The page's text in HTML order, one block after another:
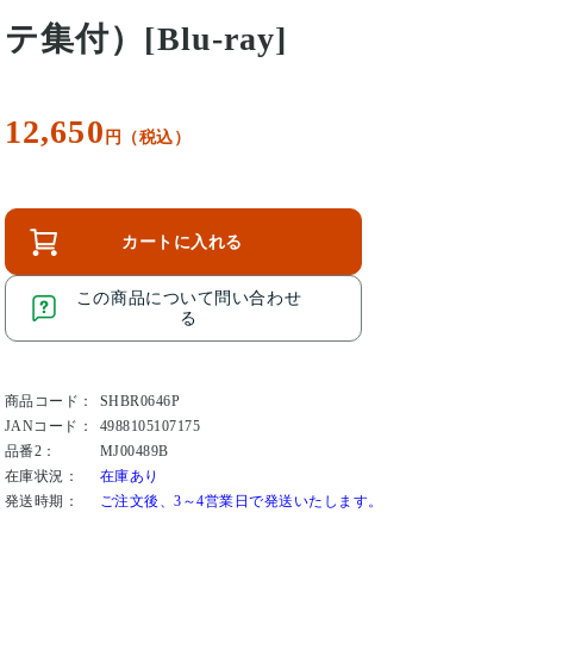
テ集付）[Blu-ray]
12,650 円（税込）
カートに入れる
この商品について問い合わせ
る
商品コード：
SHBR0646P
JANコード：
4988105107175
品番2：
MJ00489B
在庫状況：
在庫あり
発送時期：
ご注文後、3～4営業日で発送いたします。